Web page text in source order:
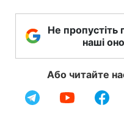
Не пропустіть
наші
Або читайте